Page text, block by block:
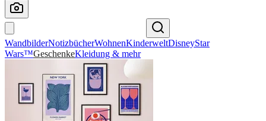
WandbilderNotizbücherWohnenKinderweltDisneyStar
Wars™GeschenkeKleidung & mehr